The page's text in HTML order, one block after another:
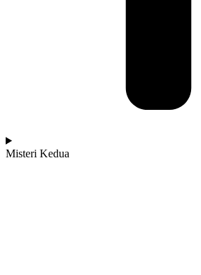
Misteri Kedua